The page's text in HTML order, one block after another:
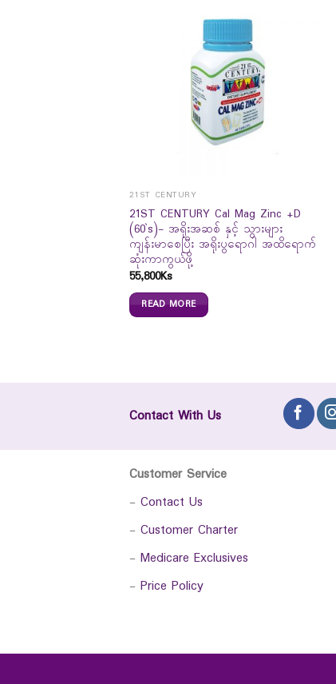
21ST CENTURY
21ST CENTURY Cal Mag Zinc +D
(60`s)- အရိုးအဆစ် နှင့် သွားများ
ကျန်းမာစေပြီး အရိုးပွရောဂါ အထိရောက်
ဆုံးကာကွယ်ဖို့
55,800Ks
READ MORE
Contact With Us
Customer Service
- Contact Us
- Customer Charter
- Medicare Exclusives
- Price Policy